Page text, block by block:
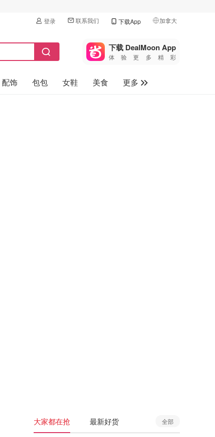
登录 联系我们 下载App 加拿大
🇺🇸
美国
🇨🇳中国
🇨🇦加拿大
下载 DealMoon App
体验更多精彩
配饰 包包 女鞋 美食
更多
大家都在抢 最新好货 全部